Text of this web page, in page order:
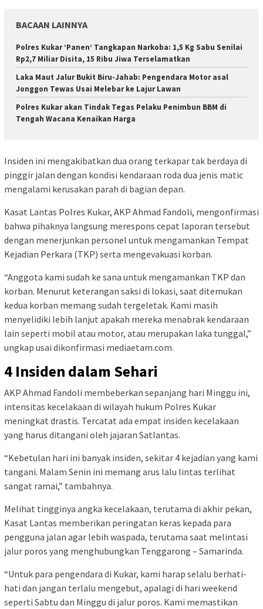
BACAAN LAINNYA
Polres Kukar ‘Panen’ Tangkapan Narkoba: 1,5 Kg Sabu Senilai
Rp2,7 Miliar Disita, 15 Ribu Jiwa Terselamatkan
Laka Maut Jalur Bukit Biru-Jahab: Pengendara Motor asal
Jonggon Tewas Usai Melebar ke Lajur Lawan
Polres Kukar akan Tindak Tegas Pelaku Penimbun BBM di
Tengah Wacana Kenaikan Harga
Insiden ini mengakibatkan dua orang terkapar tak berdaya di
pinggir jalan dengan kondisi kendaraan roda dua jenis matic
mengalami kerusakan parah di bagian depan.
Kasat Lantas Polres Kukar, AKP Ahmad Fandoli, mengonfirmasi
bahwa pihaknya langsung merespons cepat laporan tersebut
dengan menerjunkan personel untuk mengamankan Tempat
Kejadian Perkara (TKP) serta mengevakuasi korban.
“Anggota kami sudah ke sana untuk mengamankan TKP dan
korban. Menurut keterangan saksi di lokasi, saat ditemukan
kedua korban memang sudah tergeletak. Kami masih
menyelidiki lebih lanjut apakah mereka menabrak kendaraan
lain seperti mobil atau motor, atau merupakan laka tunggal,”
ungkap usai dikonfirmasi mediaetam.com.
4 Insiden dalam Sehari
AKP Ahmad Fandoli membeberkan sepanjang hari Minggu ini,
intensitas kecelakaan di wilayah hukum Polres Kukar
meningkat drastis. Tercatat ada empat insiden kecelakaan
yang harus ditangani oleh jajaran Satlantas.
“Kebetulan hari ini banyak insiden, sekitar 4 kejadian yang kami
tangani. Malam Senin ini memang arus lalu lintas terlihat
sangat ramai,” tambahnya.
Melihat tingginya angka kecelakaan, terutama di akhir pekan,
Kasat Lantas memberikan peringatan keras kepada para
pengguna jalan agar lebih waspada, terutama saat melintasi
jalur poros yang menghubungkan Tenggarong – Samarinda.
“Untuk para pengendara di Kukar, kami harap selalu berhati-
hati dan jangan terlalu mengebut, apalagi di hari weekend
seperti Sabtu dan Minggu di jalur poros. Kami memastikan